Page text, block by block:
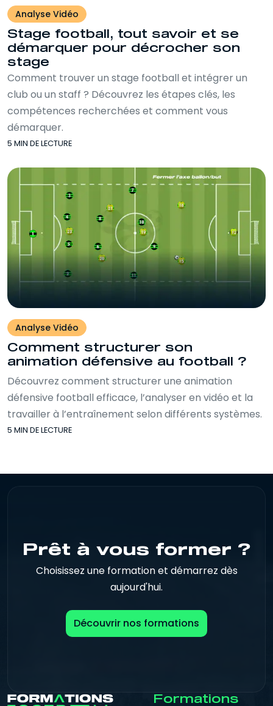
Analyse Vidéo
Stage football, tout savoir et se
démarquer pour décrocher son
stage
Comment trouver un stage football et intégrer un
club ou un staff ? Découvrez les étapes clés, les
compétences recherchées et comment vous
démarquer.
5 MIN DE LECTURE
Analyse Vidéo
Comment structurer son
animation défensive au football ?
Découvrez comment structurer une animation
défensive football efficace, l’analyser en vidéo et la
travailler à l’entraînement selon différents systèmes.
5 MIN DE LECTURE
Prêt à vous former ?
Choisissez une formation et démarrez dès
aujourd'hui.
Découvrir nos formations
Formations